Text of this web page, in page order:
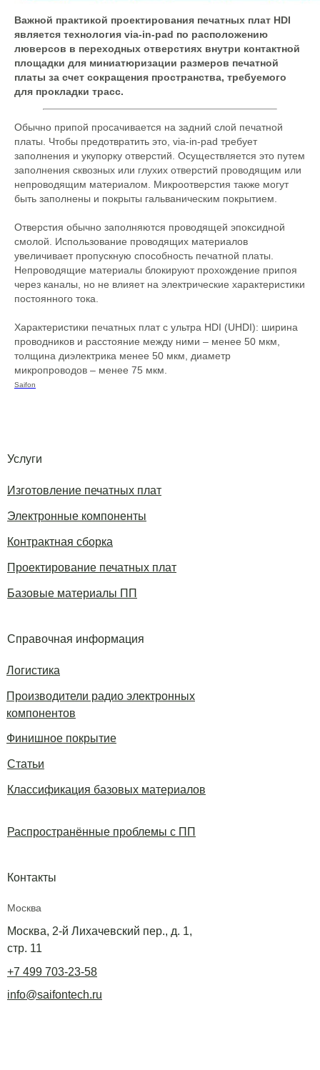
Важной практикой проектирования печатных плат HDI
является технология via-in-pad по расположению
люверсов в переходных отверстиях внутри контактной
площадки для миниатюризации размеров печатной
платы за счет сокращения пространства, требуемого
для прокладки трасс.
Обычно припой просачивается на задний слой печатной
платы. Чтобы предотвратить это, via-in-pad требует
заполнения и укупорку отверстий. Осуществляется это путем
заполнения сквозных или глухих отверстий проводящим или
непроводящим материалом. Микроотверстия также могут
быть заполнены и покрыты гальваническим покрытием.
Отверстия обычно заполняются проводящей эпоксидной
смолой. Использование проводящих материалов
увеличивает пропускную способность печатной платы.
Непроводящие материалы блокируют прохождение припоя
через каналы, но не влияет на электрические характеристики
постоянного тока.
Характеристики печатных плат с ультра HDI (UHDI): ширина
проводников и расстояние между ними – менее 50 мкм,
толщина диэлектрика менее 50 мкм, диаметр
микропроводов – менее 75 мкм.
Saifon
Контакты
Москва
Москва, 2-й Лихачевский пер., д. 1,
стр. 11
+7 499 703-23-58
info@saifontech.ru
Справочная информация
Статьи
Классификация базовых материалов
Распространённые проблемы с ПП
Изготовление печатных плат
Электронные компоненты
Контрактная сборка
Проектирование печатных плат
Базовые материалы ПП
Услуги
Логистика
Финишное покрытие
Производители радио электронных
компонентов